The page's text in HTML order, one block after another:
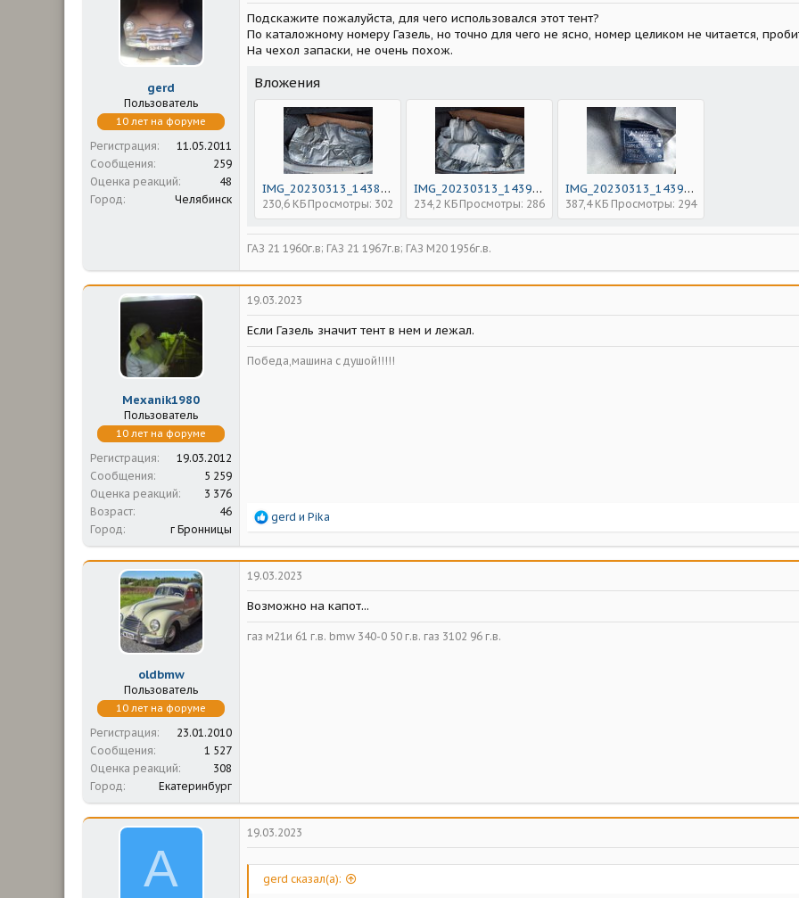
л
а
gerd
Пользователь
10 лет на форуме
Регистрация
11.05.2011
Сообщения
259
Оценка реакций
48
Город
Челябинск
Подскажите пожалуйста, для чего использовался этот тент?
По каталожному номеру Газель, но точно для чего не ясно, номер целиком не читается,
На чехол запаски, не очень похож.
Вложения
IMG_20230313_143853.jpg
230,6 КБ Просмотры: 302
IMG_20230313_143905.jpg
234,2 КБ Просмотры: 286
IMG_20230313_143920.jpg
387,4 КБ Просмотры: 294
ГАЗ 21 1960г.в; ГАЗ 21 1967г.в; ГАЗ М20 1956г.в.
Mexanik1980
Пользователь
10 лет на форуме
Регистрация
19.03.2012
Сообщения
5 259
Оценка реакций
3 376
Возраст
46
Город
г Бронницы
19.03.2023
Если Газель значит тент в нем и лежал.
Победа,машина с душой!!!!!
Р
а
к
ц
и
gerd и Pika
oldbmw
Пользователь
10 лет на форуме
Регистрация
23.01.2010
Сообщения
1 527
Оценка реакций
308
Город
Екатеринбург
19.03.2023
Возможно на капот...
газ м21и 61 г.в. bmw 340-0 50 г.в. газ 3102 96 г.в.
А
19.03.2023
gerd сказал(а):